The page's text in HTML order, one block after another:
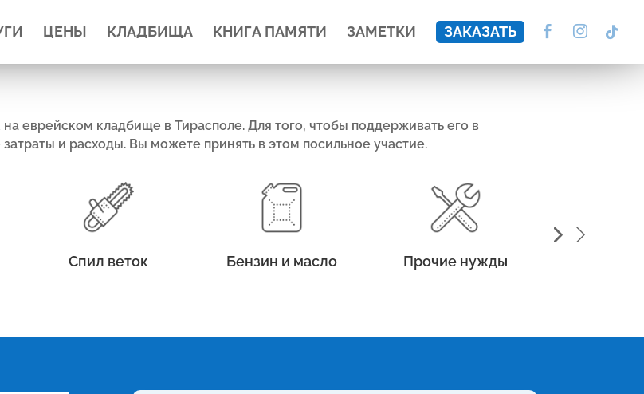
ЦЕНЫ КЛАДБИЩА КНИГА ПАМЯТИ ЗАМЕТКИ ЗАКАЗАТЬ
еврейском кладбище в Тирасполе. Для того, чтобы поддерживать его в
и расходы. Вы можете принять в этом посильное участие.
Спил веток Бензин и масло Прочие нужды